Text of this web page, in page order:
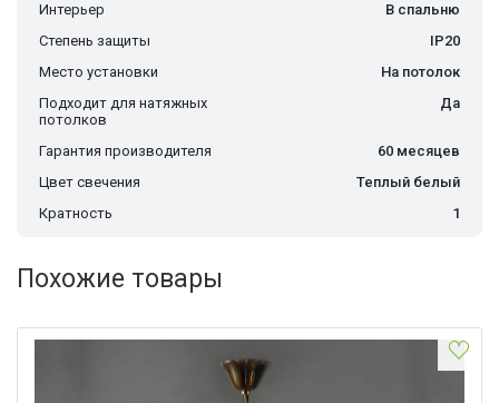
Интерьер
В спальню
Степень защиты
IP20
Место установки
На потолок
Подходит для натяжных
потолков
Да
Гарантия производителя
60 месяцев
Цвет свечения
Теплый белый
Кратность
1
Похожие товары